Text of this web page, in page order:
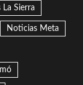
Sierra
Noticias Meta